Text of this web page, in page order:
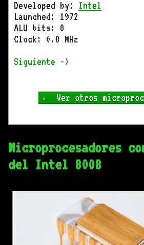
Developed by: Intel
Launched: 1972
ALU bits: 8
Clock: 0.8 MHz
Siguiente ->
← Ver otros
Microprocesadores
del Intel 8008